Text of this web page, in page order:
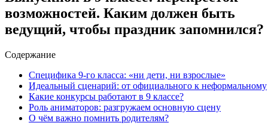
возможностей. Каким должен быть
ведущий, чтобы праздник запомнился?
Содержание
Специфика 9-го класса: «ни дети, ни взрослые»
Идеальный сценарий: от официального к неформальному
Какие конкурсы работают в 9 классе?
Роль аниматоров: разгружаем основную сцену
О чём важно помнить родителям?